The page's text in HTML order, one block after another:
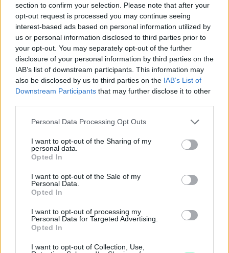
section to confirm your selection. Please note that after your
opt-out request is processed you may continue seeing
interest-based ads based on personal information utilized by
us or personal information disclosed to third parties prior to
your opt-out. You may separately opt-out of the further
disclosure of your personal information by third parties on the
IAB’s list of downstream participants. This information may
also be disclosed by us to third parties on the IAB’s List of
Downstream Participants that may further disclose it to other
Please note that this website/app uses one or more Google
not limited to your visit or usage behaviour. You may click to
grant or deny consent to Google and its third-party tags to
use your data for below specified purposes in below Google
consent section.
Personal Data Processing Opt Outs
I want to opt-out of the Sharing of my
personal data.
Opted In
I want to opt-out of the Sale of my
Personal Data.
Opted In
I want to opt-out of processing my
Personal Data for Targeted Advertising.
Opted In
I want to opt-out of Collection, Use,
rollerjelölés is várja a családokat augusztus 8-án.
Szólj hozzá!
NŐVERŐ SZOMBATHELYI FÉRFI ELLEN EMELT
VÁDAT AZ ÜGYÉSZSÉG